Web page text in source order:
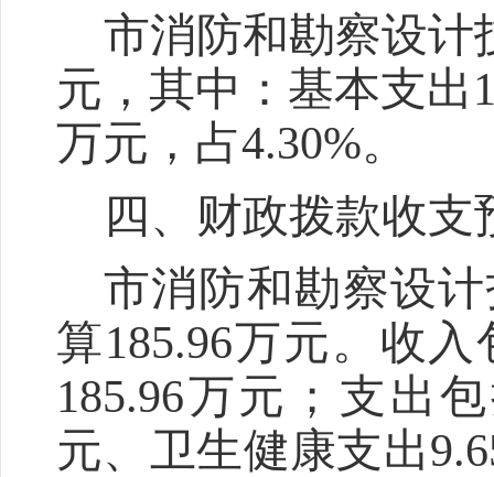
市消防和勘察设计
元，其中：基本支出
万元，占4.30%。
四、财政拨款收支
市消防和勘察设
算185.96万元。收入
185.96万元；支出
元、卫生健康支出